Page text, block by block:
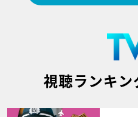
視聴ランキン